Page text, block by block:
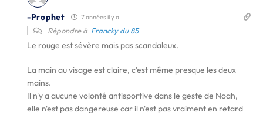
-Prophet 7 années il y a
Répondre à Francky du 85
Le rouge est sévère mais pas scandaleux.
La main au visage est claire, c'est même presque les deux
mains.
Il n'y a aucune volonté antisportive dans le geste de Noah,
elle n'est pas dangereuse car il n'est pas vraiment en retard